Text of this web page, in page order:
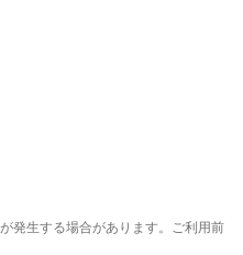
発生する場合があります。ご利用前